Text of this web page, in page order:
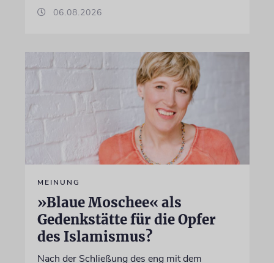
06.08.2026
MEINUNG
»Blaue Moschee« als
Gedenkstätte für die Opfer
des Islamismus?
Nach der Schließung des eng mit dem